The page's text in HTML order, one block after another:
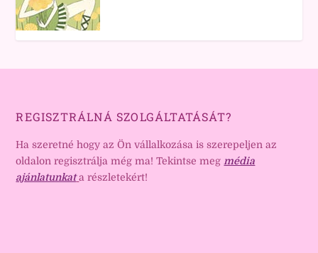
REGISZTRÁLNÁ SZOLGÁLTATÁSÁT?
Ha szeretné hogy az Ön vállalkozása is szerepeljen az
oldalon regisztrálja még ma! Tekintse megmédia
ajánlatunkat a részletekért!